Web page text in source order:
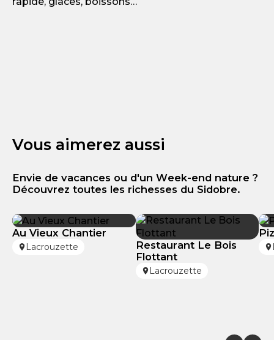
Vous aimerez aussi
Envie de vacances ou d'un Week-end nature ?
Découvrez toutes les richesses du Sidobre.
Au Vieux Chantier
Lacrouzette
Restaurant Le Bois
Flottant
Lacrouzette